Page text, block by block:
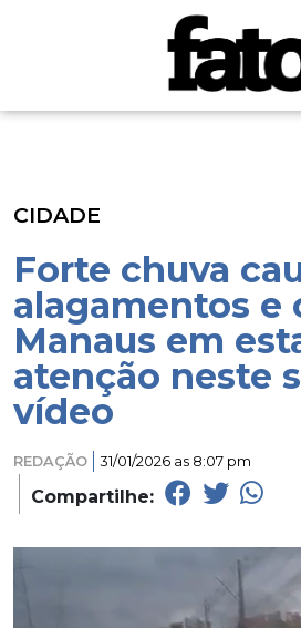
CIDADE
Forte chuva
alagamentos e
Manaus em
atenção neste
vídeo
REDAÇÃO 31/01/2026 as 8:07 pm
Compartilhe: